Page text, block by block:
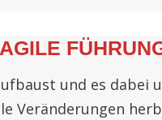
und es
Veränderungen